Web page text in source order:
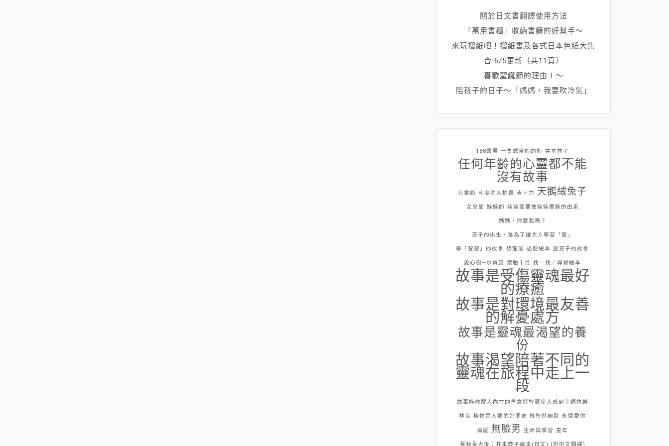
關於日文書翻譯使用方法
「萬用書櫃」收納書籍的好幫手～
來玩摺紙吧！摺紙書及各式日本色紙大集
合 6/5更新（共11頁）
喜歡聖誕節的理由Ⅰ～
陪孩子的日子～「媽媽，我要吹冷氣」
188書展 一隻想當熊的熊 井本蓉子
任何年齡的心靈都不能
沒有故事
兒童節 印度豹大拍賣 吉卜力 天鵝絨兔子
女兒節 娃娃節 娃娃節要放娃娃擺飾的由來
媽媽，你愛我嗎？
孩子的出生，是為了讓大人學習「愛」
學「智慧」的故事 恐龍展 恐龍繪本 愛孩子的故事
愛心樹─水黃皮 懷胎十月 找一找／尋寶繪本
故事是受傷靈魂最好
的療癒
故事是對環境最友善
的解憂處方
故事是靈魂最渴望的養
份
故事渴望陪著不同的
靈魂在旅程中走上一
段
故事能喚醒人內在的善意與智慧使人感到幸福快樂
林良 植物是人類的好朋友 機智與幽默 永遠愛你
湯屋 無臉男 生命與學習 童年
等我長大後：井本蓉子繪本(日文) (附中文翻譯)